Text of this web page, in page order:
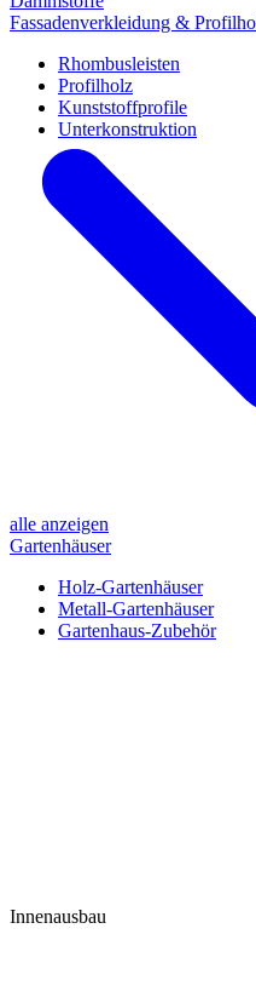
alle anzeigen
Gartenhäuser
Holz-Gartenhäuser
Metall-Gartenhäuser
Gartenhaus-Zubehör
Fassadenverkleidung &
Rhombusleisten
Profilholz
Kunststoffprofile
Unterkonstruktion
Innenausbau